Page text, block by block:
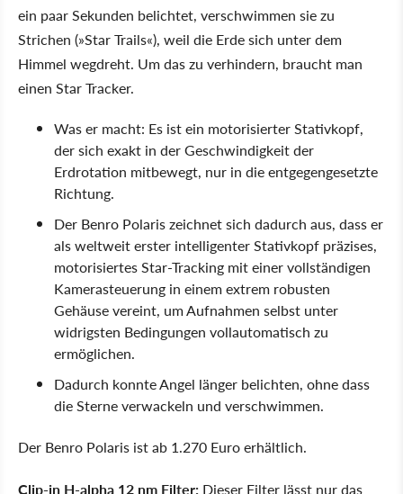
ein paar Sekunden belichtet, verschwimmen sie zu
Strichen (»Star Trails«), weil die Erde sich unter dem
Himmel wegdreht. Um das zu verhindern, braucht man
einen Star Tracker.
Was er macht: Es ist ein motorisierter Stativkopf,
der sich exakt in der Geschwindigkeit der
Erdrotation mitbewegt, nur in die entgegengesetzte
Richtung.
Der Benro Polaris zeichnet sich dadurch aus, dass er
als weltweit erster intelligenter Stativkopf präzises,
motorisiertes Star-Tracking mit einer vollständigen
Kamerasteuerung in einem extrem robusten
Gehäuse vereint, um Aufnahmen selbst unter
widrigsten Bedingungen vollautomatisch zu
ermöglichen.
Dadurch konnte Angel länger belichten, ohne dass
die Sterne verwackeln und verschwimmen.
Der Benro Polaris ist ab 1.270 Euro erhältlich.
Clip-in H-alpha 12 nm Filter: Dieser Filter lässt nur das